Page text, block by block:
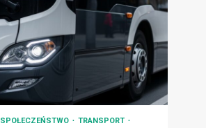
SPOŁECZEŃSTWO
TRANSPORT